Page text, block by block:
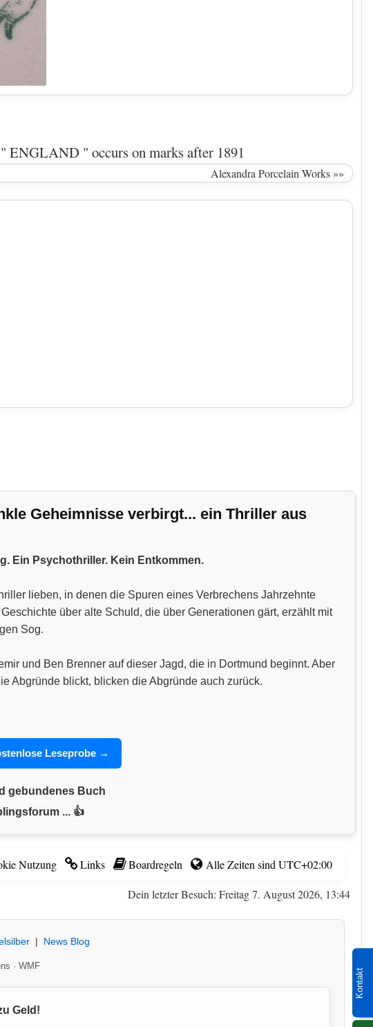
Kontakt
ENGLAND " occurs on marks after 1891
Alexandra Porcelain Works »»
Geheimnisse verbirgt... ein Thriller aus
Ein Psychothriller. Kein Entkommen.
lieben, in denen die Spuren eines Verbrechens Jahrzehnte
über alte Schuld, die über Generationen gärt, erzählt mit
Sog.
und Ben Brenner auf dieser Jagd, die in Dortmund beginnt. Aber
Abgründe blickt, blicken die Abgründe auch zurück.
Leseprobe →
gebundenes Buch
... 👍
Nutzung Links Boardregeln Alle Zeiten sind UTC+02:00
Dein letzter Besuch: Freitag 7. August 2026, 13:44
| News Blog
· WMF
Geld!